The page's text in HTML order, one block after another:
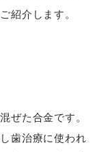
紹介します。
ぜた合金です。
歯治療に使われ